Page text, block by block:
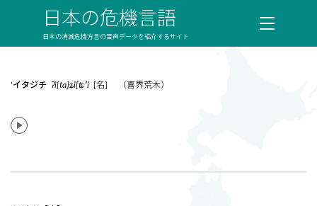
日本の危機言語
日本の消滅危機方言の音声データを紹介するサイト
‘イタジチ ʔi[ta]ʑi[ʨˀi [名] （喜界荒木）